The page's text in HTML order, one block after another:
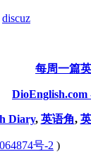
discuz
每周一篇
DioEnglish.com
Diary, 英语角,
号-2 )